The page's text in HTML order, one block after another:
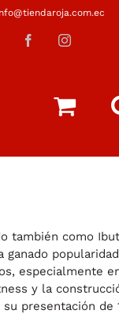
FacebookInstagram
también como
ganado
especialmente
y la
presentación de